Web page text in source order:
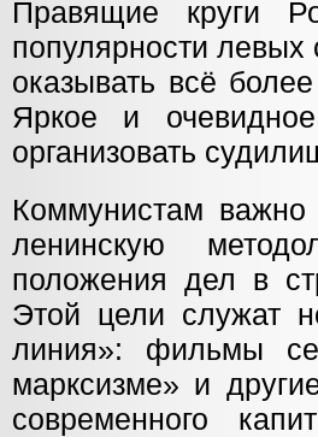
Правящие круги
популярности левых
оказывать всё
Яркое и
организовать
Коммунистам важно
ленинскую
положения дел в
Этой цели служат
линия»: фильмы
марксизме» и
современного